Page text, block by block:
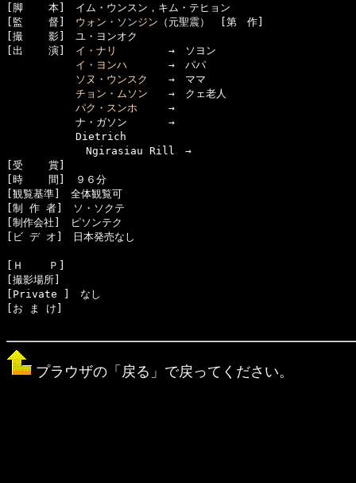
[脚    本]　イム・ウンスン，キム・テヒョン
[監    督] ウォン・ソンジン （元聖震）　[第　作]
[撮    影]　ユ・ヨンオク
[出    演] イ・ナリ
→　ソヨン
イ・ヨンハ →　パパ
ソヌ・ウンスク
→　ママ
チョン・ムソン →　クェ老人
パク・スンホ →
      　　　ナ・ガソン　　　　→
      　　　Dietrich
      　　　　Ngirasiau Rill　→
[受    賞]
[時    間]　９６分
[観覧基準]　全体観覧可
[制 作 者]　ソ・ソクテ
[制作会社]　ピソンテク
[ビ デ オ]　日本発売なし
[Ｈ    Ｐ]
[撮影場所]
[Private ]　なし
[お ま け]
プラウザの「戻る」で戻ってください。